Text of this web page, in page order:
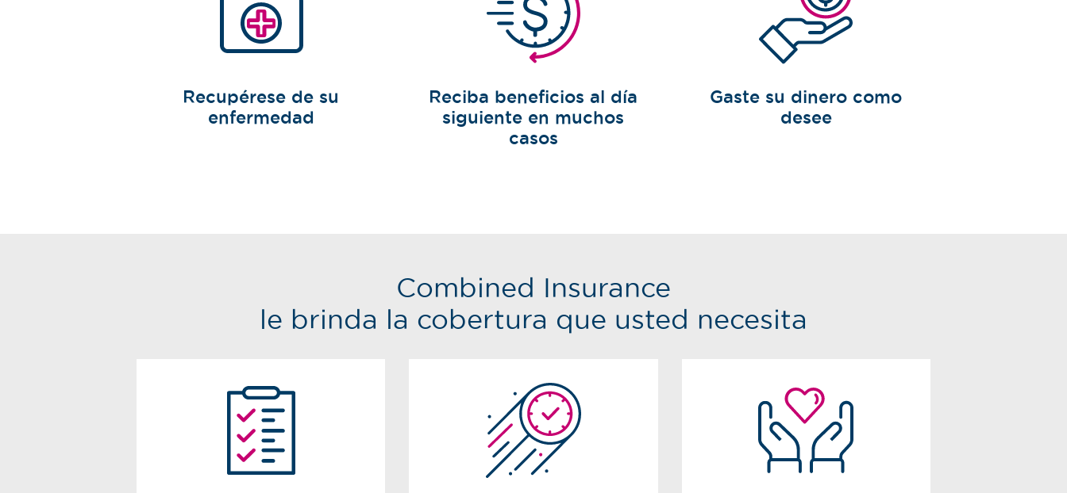
Recupérese de su
enfermedad
Reciba beneficios al día
siguiente en muchos
casos
Gaste su dinero como
desee
Combined Insurance
le brinda la cobertura que usted necesita